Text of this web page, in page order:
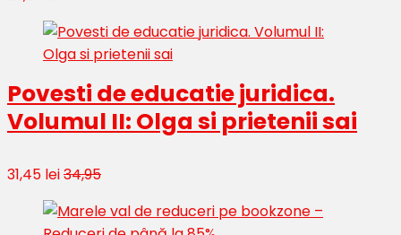
Povesti de educatie juridica.
Volumul II: Olga si prietenii sai
31,45 lei34,95